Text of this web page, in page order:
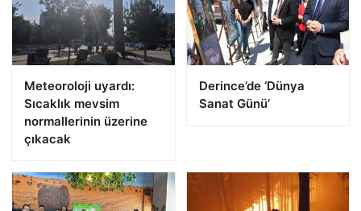
Meteoroloji uyardı:
Sıcaklık mevsim
normallerinin üzerine
çıkacak
Derince’de ‘Dünya
Sanat Günü’